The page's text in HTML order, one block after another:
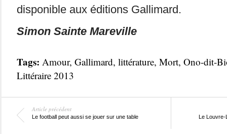
disponible aux éditions Gallimard.
Simon Sainte Mareville
Tags: Amour, Gallimard, littérature, Mort, Ono-dit-
Littéraire 2013
Article précédent
Le football peut aussi se jouer sur une table Le Louvre-